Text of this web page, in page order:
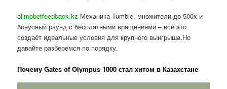
olimpbetfeedback.kz Механика Tumble, множители до 500x и
бонусный раунд с бесплатными вращениями – всё это
создаёт идеальные условия для крупного выигрыша.Но
давайте разберёмся по порядку.
Почему Gates of Olympus 1000 стал хитом в Казахстане